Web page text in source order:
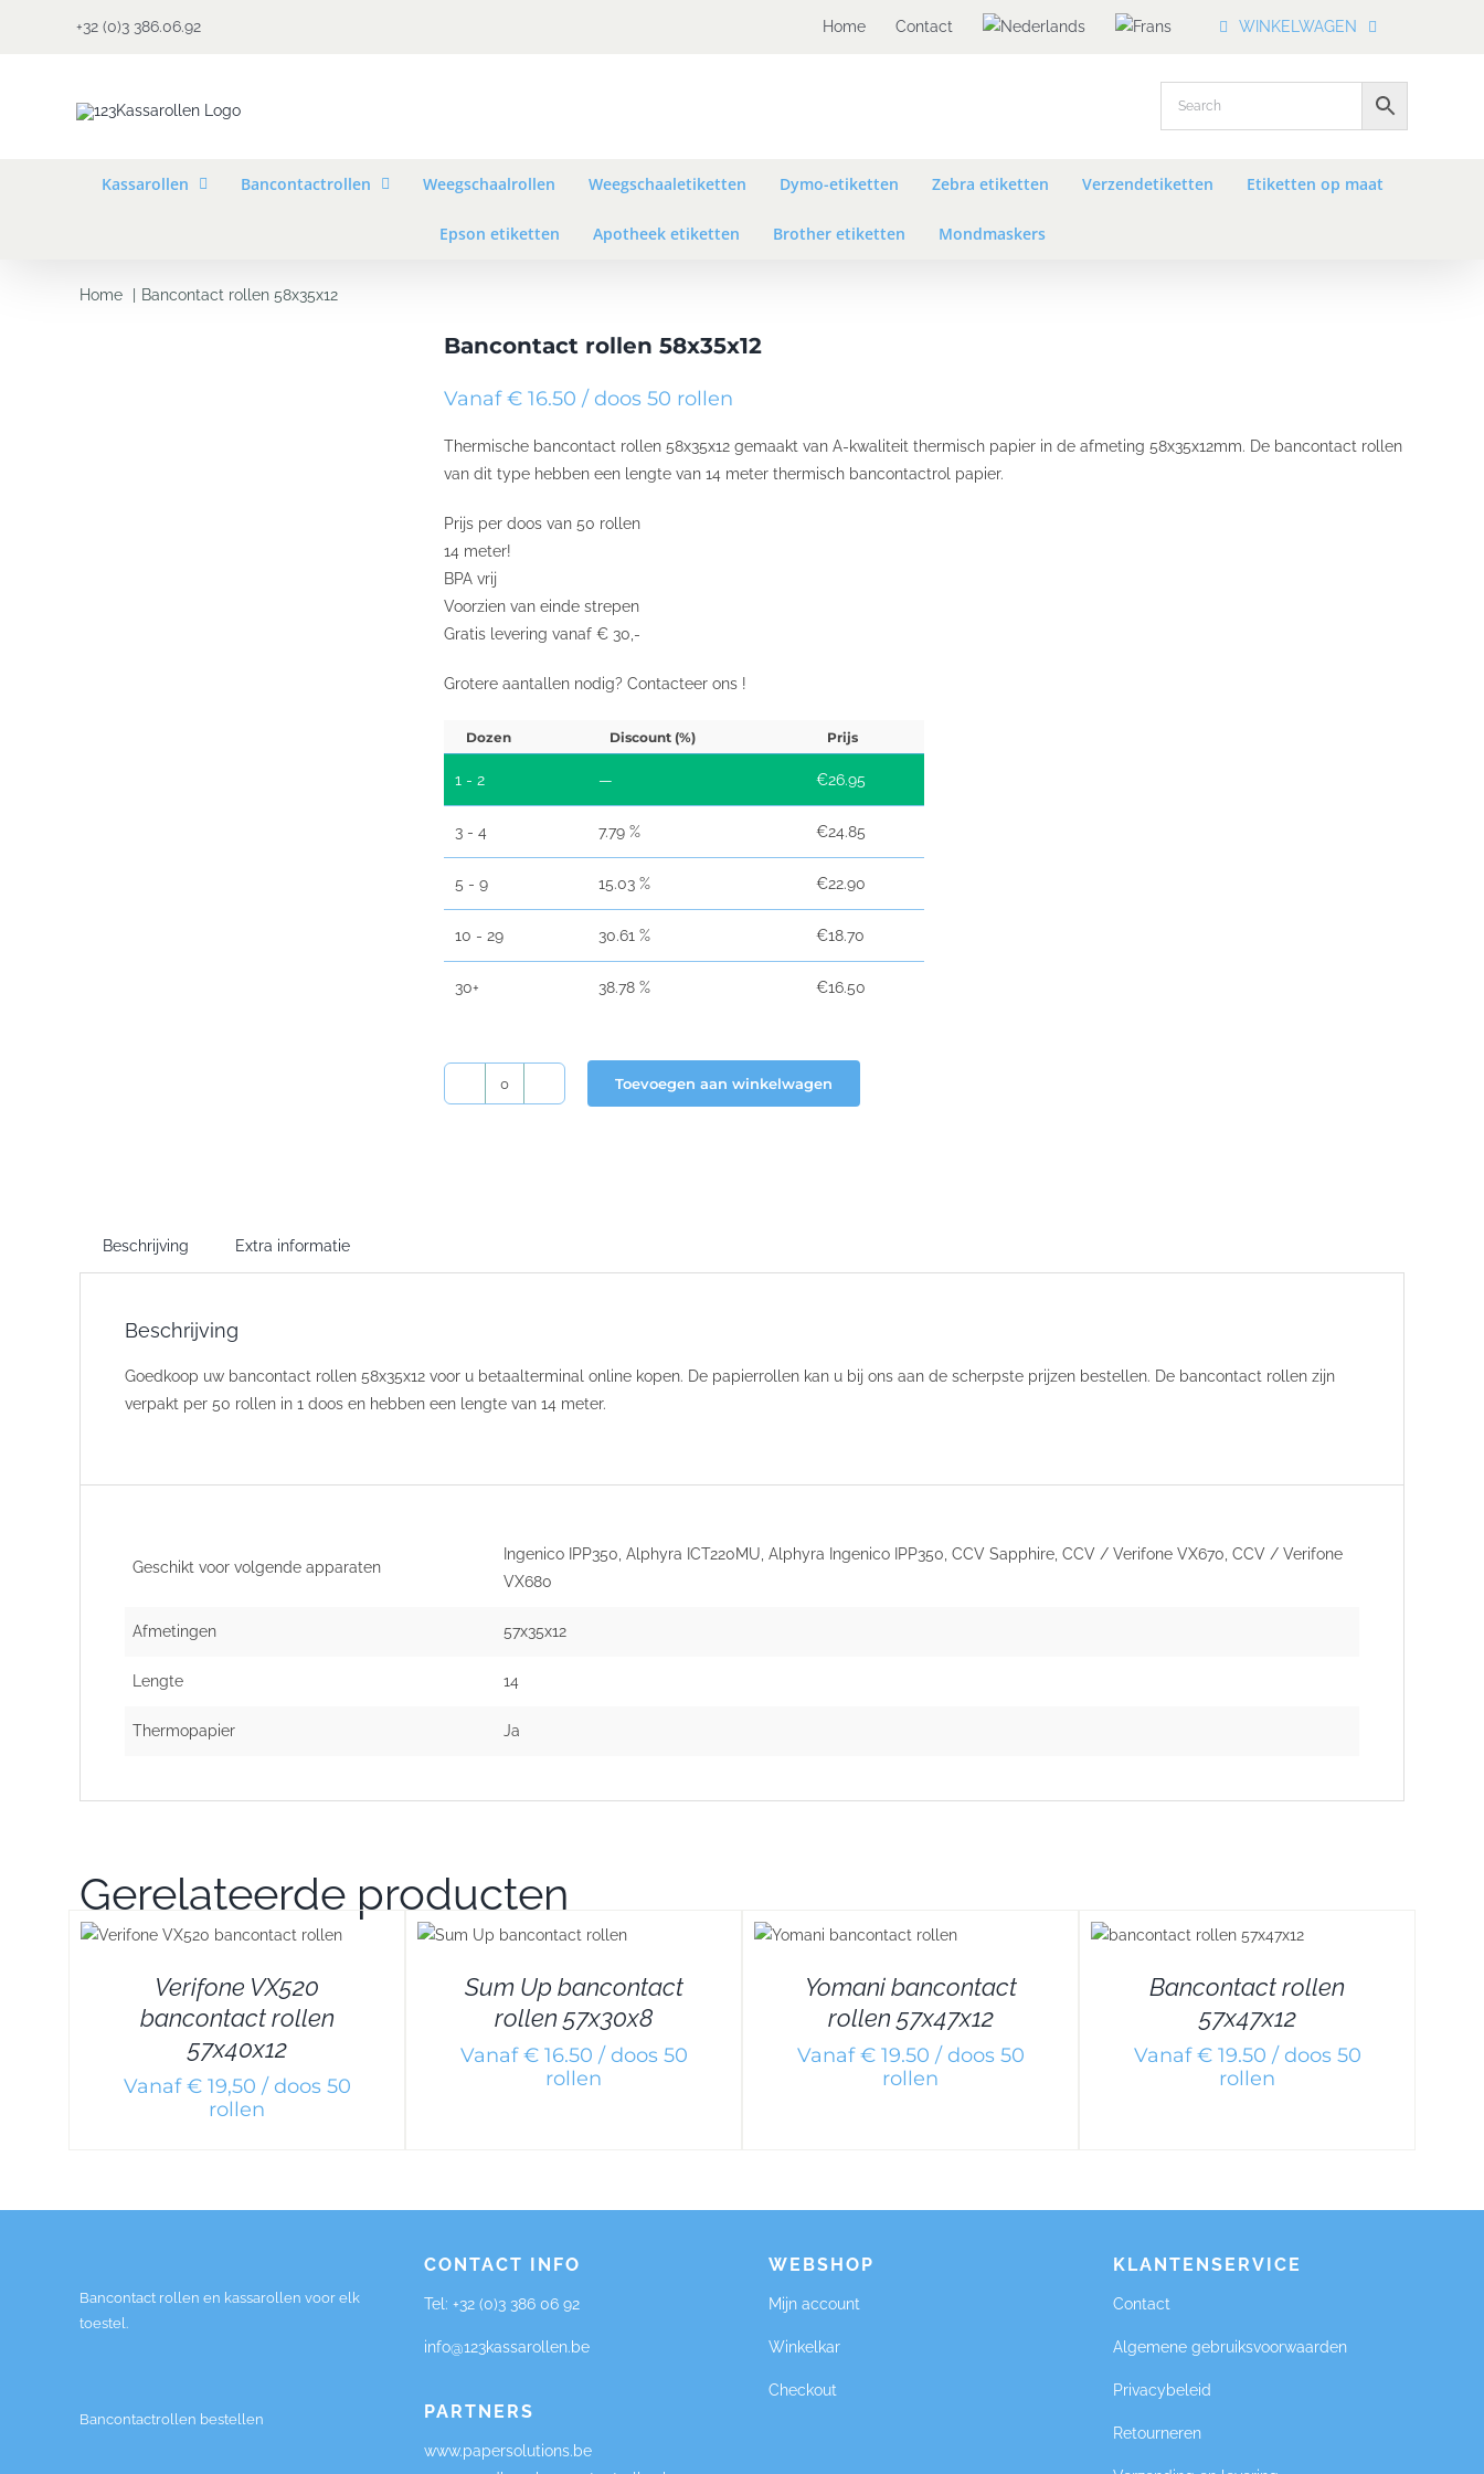
+32 (0)3 386.06.92 Home Contact WINKELWAGEN
Kassarollen Bancontactrollen Weegschaalrollen Weegschaaletiketten Dymo-etiketten Zebra etiketten Verzendetiketten Etiketten op maat
Epson etiketten Apotheek etiketten Brother etiketten Mondmaskers
Home Bancontact rollen 58x35x12
Bancontact rollen 58x35x12
Vanaf € 16.50 / doos 50 rollen
Thermische bancontact rollen 58x35x12 gemaakt van A-kwaliteit thermisch papier in de afmeting 58x35x12mm. De bancontact rollen
van dit type hebben een lengte van 14 meter thermisch bancontactrol papier.
Prijs per doos van 50 rollen
14 meter!
BPA vrij
Voorzien van einde strepen
Gratis levering vanaf € 30,-
Grotere aantallen nodig? Contacteer ons !
Dozen Discount (%) Prijs
1 - 2 — €26.95
3 - 4 7.79 % €24.85
5 - 9 15.03 % €22.90
10 - 29 30.61 % €18.70
30+ 38.78 % €16.50
Bancontact
Toevoegen aan winkelwagen
Beschrijving Extra informatie
Beschrijving
Goedkoop uw bancontact rollen 58x35x12 voor u betaalterminal online kopen. De papierrollen kan u bij ons aan de scherpste prijzen bestellen. De bancontact rollen zijn
verpakt per 50 rollen in 1 doos en hebben een lengte van 14 meter.
Geschikt voor volgende apparaten
Ingenico IPP350, Alphyra ICT220MU, Alphyra Ingenico IPP350, CCV Sapphire, CCV / Verifone VX670, CCV / Verifone
VX680
Afmetingen 57x35x12
Lengte 14
Thermopapier Ja
Gerelateerde producten
Verifone VX520
bancontact rollen
57x40x12
Vanaf € 19,50 / doos 50
rollen
DETAILS
Sum Up bancontact
rollen 57x30x8
Vanaf € 16.50 / doos 50
rollen
DETAILS
Yomani bancontact
rollen 57x47x12
Vanaf € 19.50 / doos 50
rollen
DETAILS
Bancontact rollen
57x47x12
Vanaf € 19.50 / doos 50
rollen
Bancontact rollen en kassarollen voor elk
toestel.
Bancontactrollen bestellen
CONTACT INFO
Tel: +32 (0)3 386 06 92
info@123kassarollen.be
PARTNERS
www.papersolutions.be
WEBSHOP
Mijn account
Winkelkar
Checkout
KLANTENSERVICE
Contact
Algemene gebruiksvoorwaarden
Privacybeleid
Retourneren